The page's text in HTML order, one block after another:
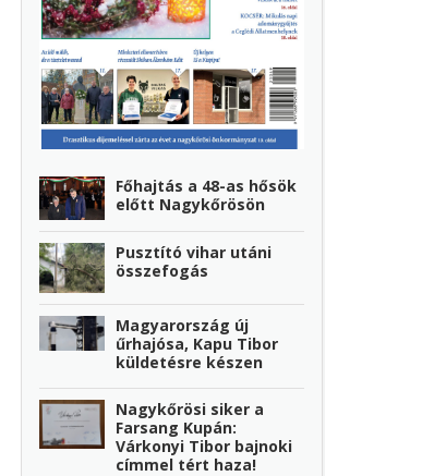
Főhajtás a 48-as hősök
előtt Nagykőrösön
Pusztító vihar utáni
összefogás
Magyarország új
űrhajósa, Kapu Tibor
küldetésre készen
Nagykőrösi siker a
Farsang Kupán:
Várkonyi Tibor bajnoki
címmel tért haza!